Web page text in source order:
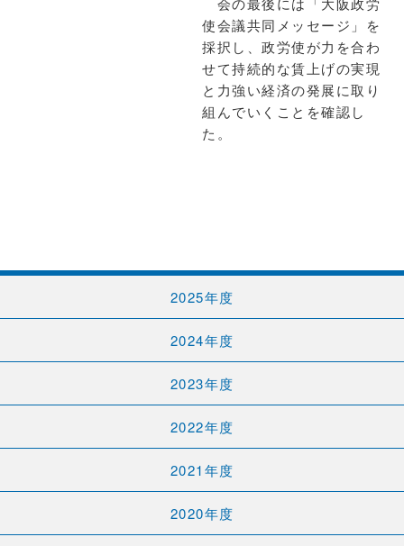
使会議共同メッセージ」を
採択し、政労使が力を合わ
せて持続的な賃上げの実現
と力強い経済の発展に取り
組んでいくことを確認し
た。
2025年度
2024年度
2023年度
2022年度
2021年度
2020年度